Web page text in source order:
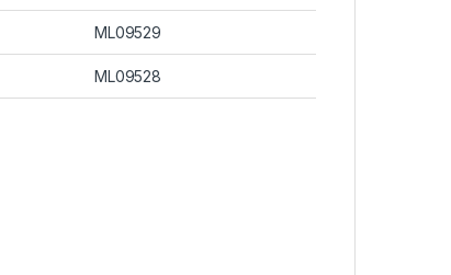
ML09529
ML09528